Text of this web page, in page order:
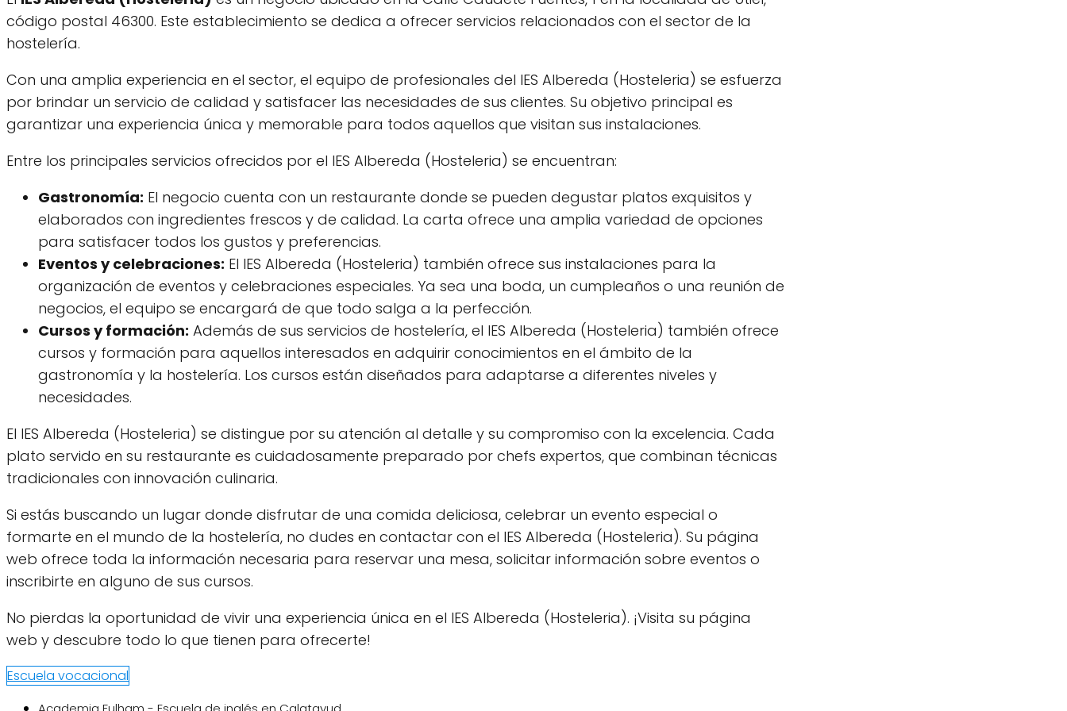
código postal 46300. Este establecimiento se dedica a ofrecer servicios relacionados con el sector de la
hostelería.
Con una amplia experiencia en el sector, el equipo de profesionales del IES Albereda (Hosteleria) se esfuerza
por brindar un servicio de calidad y satisfacer las necesidades de sus clientes. Su objetivo principal es
garantizar una experiencia única y memorable para todos aquellos que visitan sus instalaciones.
Entre los principales servicios ofrecidos por el IES Albereda (Hosteleria) se encuentran:
Gastronomía: El negocio cuenta con un restaurante donde se pueden degustar platos exquisitos y
elaborados con ingredientes frescos y de calidad. La carta ofrece una amplia variedad de opciones
para satisfacer todos los gustos y preferencias.
Eventos y celebraciones: El IES Albereda (Hosteleria) también ofrece sus instalaciones para la
organización de eventos y celebraciones especiales. Ya sea una boda, un cumpleaños o una reunión de
negocios, el equipo se encargará de que todo salga a la perfección.
Cursos y formación: Además de sus servicios de hostelería, el IES Albereda (Hosteleria) también ofrece
cursos y formación para aquellos interesados en adquirir conocimientos en el ámbito de la
gastronomía y la hostelería. Los cursos están diseñados para adaptarse a diferentes niveles y
necesidades.
El IES Albereda (Hosteleria) se distingue por su atención al detalle y su compromiso con la excelencia. Cada
plato servido en su restaurante es cuidadosamente preparado por chefs expertos, que combinan técnicas
tradicionales con innovación culinaria.
Si estás buscando un lugar donde disfrutar de una comida deliciosa, celebrar un evento especial o
formarte en el mundo de la hostelería, no dudes en contactar con el IES Albereda (Hosteleria). Su página
web ofrece toda la información necesaria para reservar una mesa, solicitar información sobre eventos o
inscribirte en alguno de sus cursos.
No pierdas la oportunidad de vivir una experiencia única en el IES Albereda (Hosteleria). ¡Visita su página
web y descubre todo lo que tienen para ofrecerte!
Escuela vocacional